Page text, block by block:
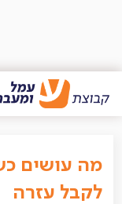
בלוג עמל
לקבל עזרה
מה עושים
לקבל עזרה